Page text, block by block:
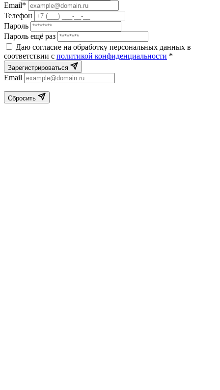
Email*
Телефон
Пароль
Пароль ещё раз
Даю согласие на обработку персональных данных в
соответствии с политикой конфиденциальности *
Зарегистрироваться
Email
Сбросить